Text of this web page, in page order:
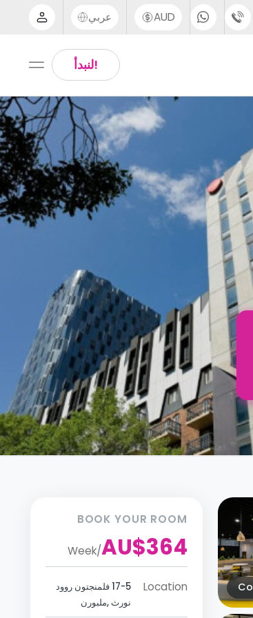
UK - +44 (0) 20 3871 8666
IN - +91 (80) 3711 1326
US - +1 (646) 718 6172
AUD عربي
Arabic
English
Thai
!لنبدأ
BOOK YOUR ROOM
AU$364
/
Week
Location
17-5 فلمنجتون روود
نورث ,ملبورن